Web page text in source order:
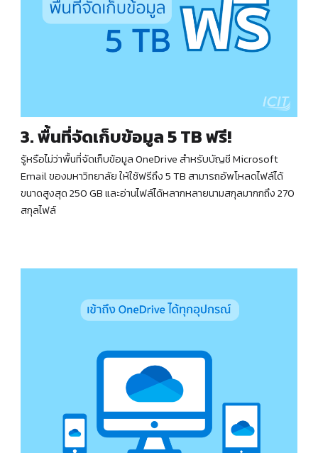
3. พื้นที่จัดเก็บข้อมูล 5 TB ฟรี!
รู้หรือไม่ว่าพื้นที่จัดเก็บข้อมูล OneDrive สำหรับบัญชี Microsoft
Email ของมหาวิทยาลัย ให้ใช้ฟรีถึง 5 TB สามารถอัพโหลดไฟล์ได้
ขนาดสูงสุด 250 GB และอ่านไฟล์ได้หลากหลายนามสกุลมากกถึง 270
สกุลไฟล์